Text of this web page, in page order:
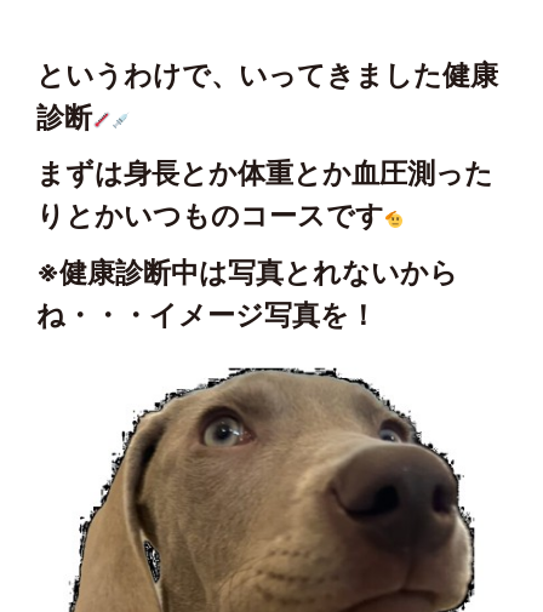
というわけで、いってきました健康
診断
まずは身長とか体重とか血圧測った
りとかいつものコースです
※健康診断中は写真とれないから
ね・・・イメージ写真を！